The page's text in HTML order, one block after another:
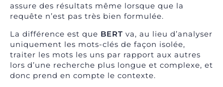
assure des résultats même lorsque que la
requête n’est pas très bien formulée.
La différence est que BERT va, au lieu d’analyser
uniquement les mots-clés de façon isolée,
traiter les mots les uns par rapport aux autres
lors d’une recherche plus longue et complexe, et
donc prend en compte le contexte.